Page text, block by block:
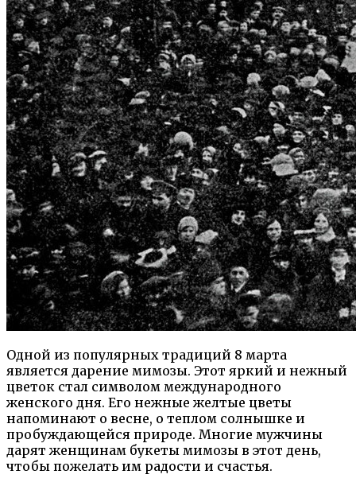
Одной из популярных традиций 8 марта
является дарение мимозы. Этот яркий и нежный
цветок стал символом международного
женского дня. Его нежные желтые цветы
напоминают о весне, о теплом солнышке и
пробуждающейся природе. Многие мужчины
дарят женщинам букеты мимозы в этот день,
чтобы пожелать им радости и счастья.